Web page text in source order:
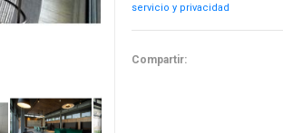
servicio y privacidad
Compartir: